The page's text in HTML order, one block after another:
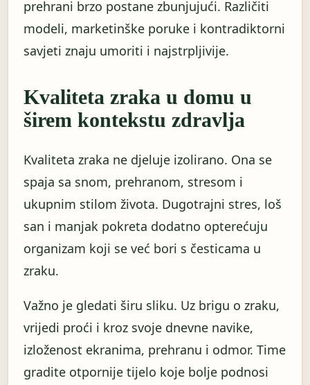
prehrani brzo postane zbunjujući. Različiti
modeli, marketinške poruke i kontradiktorni
savjeti znaju umoriti i najstrpljivije.
Kvaliteta zraka u domu u
širem kontekstu zdravlja
Kvaliteta zraka ne djeluje izolirano. Ona se
spaja sa snom, prehranom, stresom i
ukupnim stilom života. Dugotrajni stres, loš
san i manjak pokreta dodatno opterećuju
organizam koji se već bori s česticama u
zraku.
Važno je gledati širu sliku. Uz brigu o zraku,
vrijedi proći i kroz svoje dnevne navike,
izloženost ekranima, prehranu i odmor. Time
gradite otpornije tijelo koje bolje podnosi